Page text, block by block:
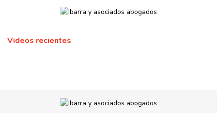
Videos recientes